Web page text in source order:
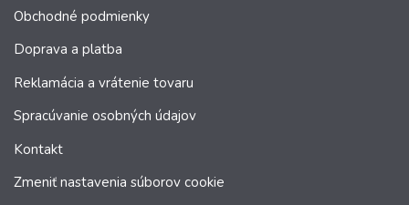
Obchodné podmienky
Doprava a platba
Reklamácia a vrátenie tovaru
Spracúvanie osobných údajov
Kontakt
Zmeniť nastavenia súborov cookie